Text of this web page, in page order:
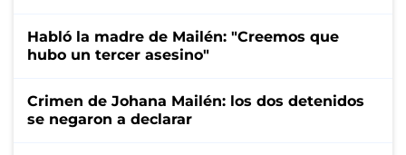
Habló la madre de Mailén: "Creemos que
hubo un tercer asesino"
Crimen de Johana Mailén: los dos detenidos
se negaron a declarar